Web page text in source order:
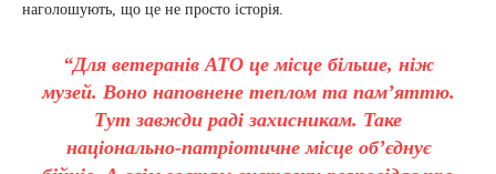
наголошують, що це не просто історія.
“Для ветеранів АТО це місце більше, ніж
музей. Воно наповнене теплом та пам’яттю.
Тут завжди раді захисникам. Таке
національно-патріотичне місце об’єднує